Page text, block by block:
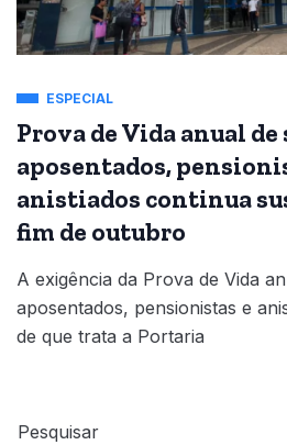
ESPECIAL
Prova de Vida anual
aposentados,
anistiados continua
fim de outubro
A exigência da Prova de Vida
aposentados, pensionistas e
de que trata a Portaria
Pesquisar